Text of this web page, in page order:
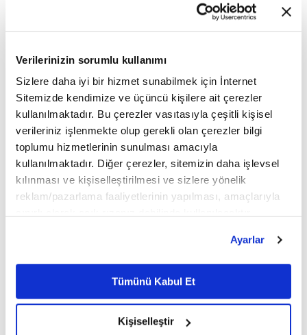
Verilerinizin sorumlu kullanımı
Sizlere daha iyi bir hizmet sunabilmek için İnternet
Sitemizde kendimize ve üçüncü kişilere ait çerezler
kullanılmaktadır. Bu çerezler vasıtasıyla çeşitli kişisel
verileriniz işlenmekte olup gerekli olan çerezler bilgi
toplumu hizmetlerinin sunulması amacıyla
kullanılmaktadır. Diğer çerezler, sitemizin daha işlevsel
kılınması ve kişiselleştirilmesi ve sizlere yönelik
reklam/pazarlama faaliyetlerinin yapılması, amaçlarıyla
belirleyebilirsiniz. Çerezlere ilişkin detaylı bilgi için
Ayarlar butonuna tıklayabilir,Çerez Bilgilendirme
Metnimizi ziyaret edebilirsiniz.
6698 sayılı Kişisel Verilerin Korunması Kanunu uyarınca
okumak ve sitemizi ziyaretiniz kapsamında
Ayarlar
Tümünü Kabul Et
Kişiselleştir
10:43 - 27.07.2026, Pazartesi
Azimut Portföy, Mesa ve Quvars Invest,
gayrimenkul yatırımlarının finansmanı, arazi
geliştirme ve proje üretim süreçlerini tek çatı
altında buluşturacak stratejik iş birliğini
duyurdu. İş birliği kapsamında orta vadede
milyar dolarlık yatırım ekosistemi
oluşturulması hedefleniyor.